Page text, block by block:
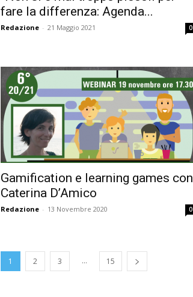
fare la differenza: Agenda...
Redazione - 21 Maggio 2021 0
Gamification e learning games con
Caterina D’Amico
Redazione - 13 Novembre 2020 0
1 2 3 ... 15